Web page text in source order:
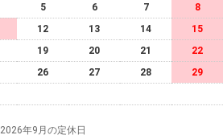
5 6 7
8
12 13 14
15
19 20 21
22
26 27 28
29
2026年9月の定休日